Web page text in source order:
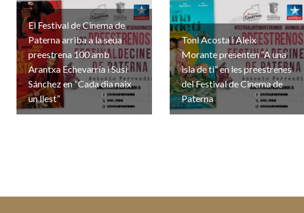
El Festival de Cinema de
Paterna arriba a la seua
preestrena 100 amb
Arantxa Echevarría i Susi
Sánchez en “Cada dia naix
un llest”
Toni Acosta i Aleix
Morante presenten “A una
isla de ti” en les preestrenes
del Festival de Cinema de
Paterna